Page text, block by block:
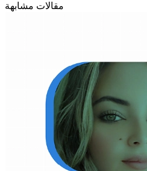
مقالات مشابهة